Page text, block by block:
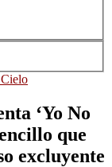
‘Yo No
que
excluyente